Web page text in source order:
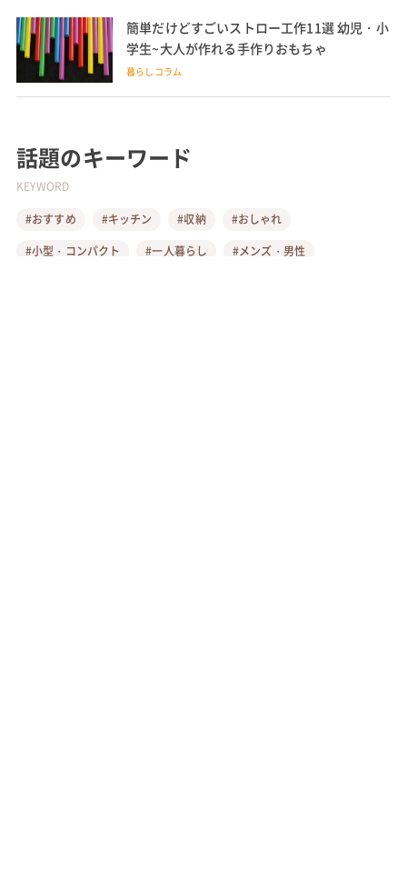
簡単だけどすごいストロー工作11選 幼児・小
学生~大人が作れる手作りおもちゃ
暮らしコラム
話題のキーワード
KEYWORD
#おすすめ
#キッチン #収納
#おしゃれ
#小型・コンパクト
#一人暮らし
#メンズ・男性